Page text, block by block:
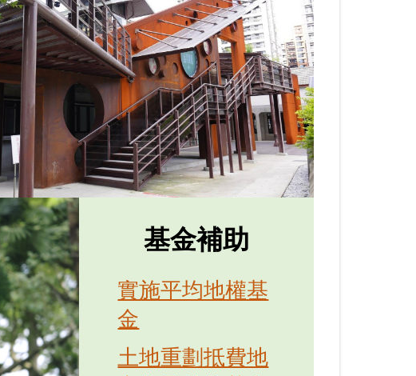
基金補助
實施平均地權基
金
土地重劃抵費地